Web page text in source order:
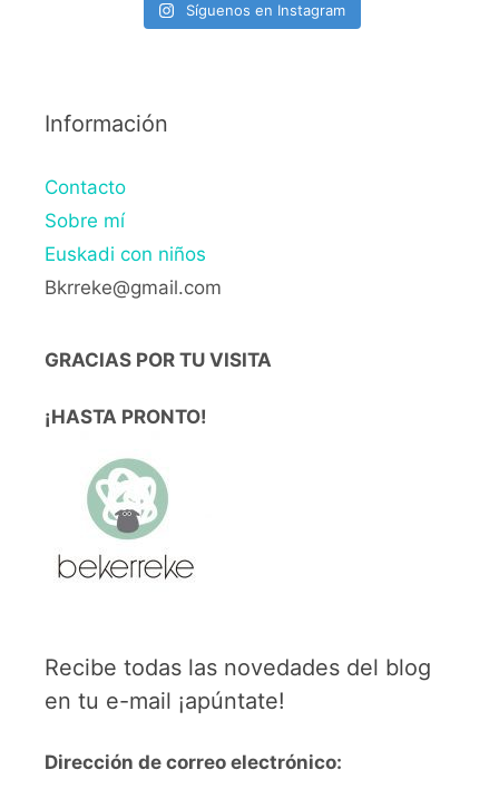
Síguenos en Instagram
Información
Contacto
Sobre mí
Euskadi con niños
Bkrreke@gmail.com
GRACIAS POR TU VISITA
¡HASTA PRONTO!
Recibe todas las novedades del blog
en tu e-mail ¡apúntate!
Dirección de correo electrónico: